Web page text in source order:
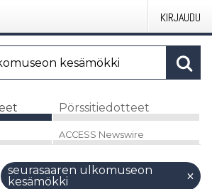
KIRJAUDU
Pörssitiedotteet
ACCESS Newswire
seurasaaren ulkomuseon
kesämökki